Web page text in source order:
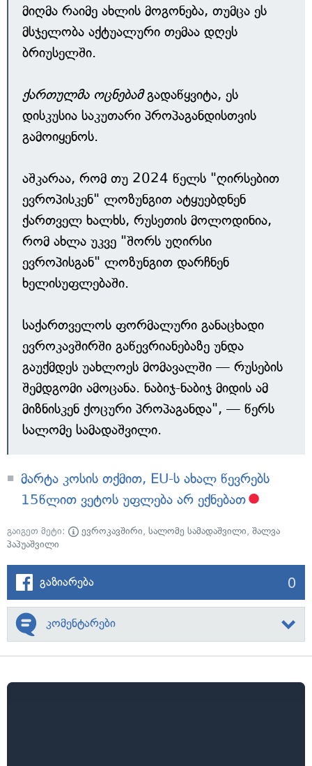
მიღმა რაიმე ახლის მოგონება, თუმცა ეს
მსჯელობა აქტუალური თემაა დღეს
ბრიუსელში.
ქართულმა ოცნებამგადაწყვიტა, ეს
დისკუსია საკუთარი პროპაგანდისთვის
გამოიყენოს.
აშკარაა, რომ თუ 2024 წელს "ღირსებით
ევროპისკენ" ლოზუნგით ატყუებდნენ
ქართველ ხალხს, რუსეთის მოლოდინია,
რომ ახლა უკვე "შორს უღირსი
ევროპისგან" ლოზუნგით დარჩნენ
ხელისუფლებაში.
საქართველოს ფორმალური განაცხადი
ევროკავშირში გაწევრიანებაზე უნდა
გაუქმდეს უახლოეს მომავალში — რუსების
შემდგომი ამოცანა. ნაბიჯ-ნაბიჯ მიდის ამ
მიზნისკენ ქოცური პროპაგანდა", — წერს
სალომე სამადაშვილი.
მარტა კოსის თქმით, EU-ს ახალ წევრებს
15წლით ვეტოს უფლება არ ექნებათ
გაიგეთ მეტი: ევროკავშირი, სალომე სამადაშვილი, შალვა
პაპუაშვილი
გაზიარება 0
კომენტარები